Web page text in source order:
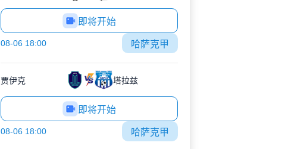
即将开始
08-06 18:00 哈萨克甲
贾伊克 塔拉兹
即将开始
08-06 18:00 哈萨克甲